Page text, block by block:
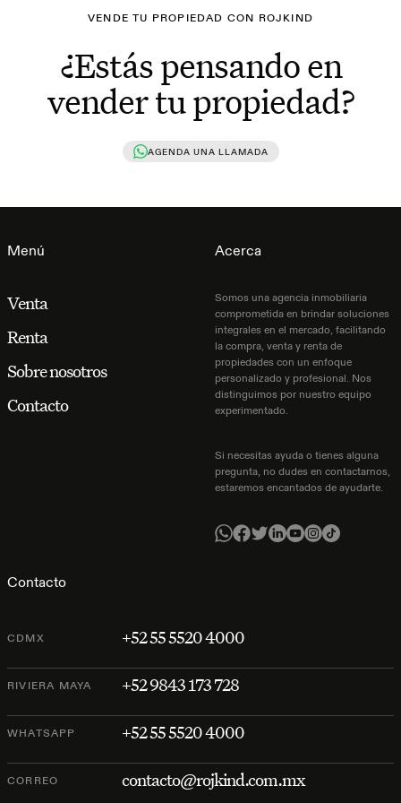
VENDE TU PROPIEDAD CON ROJKIND
¿Estás pensando en
vender tu propiedad?
AGENDA UNA LLAMADA
Menú
Venta
Renta
Sobre nosotros
Contacto
Contacto
CDMX +52 55 5520 4000
RIVIERA MAYA +52 9843 173 728
WHATSAPP +52 55 5520 4000
CORREO contacto@rojkind.com.mx
Acerca
Somos una agencia inmobiliaria
comprometida en brindar soluciones
integrales en el mercado, facilitando
la compra, venta y renta de
propiedades con un enfoque
personalizado y profesional. Nos
distinguimos por nuestro equipo
experimentado.
Si necesitas ayuda o tienes alguna
pregunta, no dudes en contactarnos,
estaremos encantados de ayudarte.